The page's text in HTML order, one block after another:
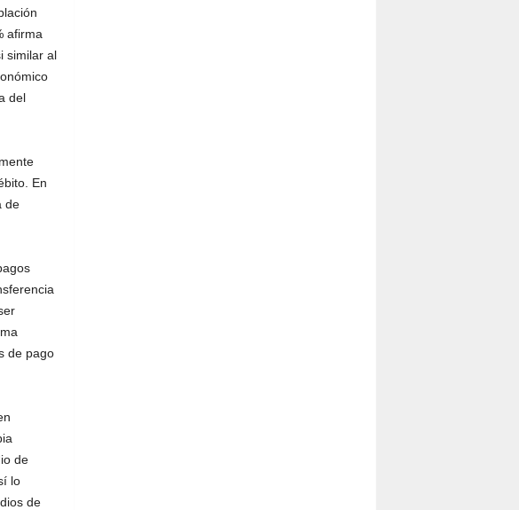
afirma
similar al
del
En
de
de pago
de
lo
de